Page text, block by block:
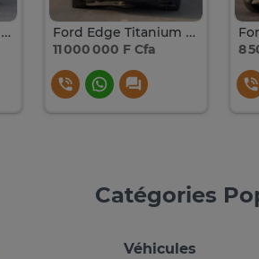
Ford Edge Titanium 2019 4 cylindres 2.0L
Ford Edge Titanium 2019 4 cylindres 2.0L
11 000 000 F Cfa
8
Catégories
Véhicules